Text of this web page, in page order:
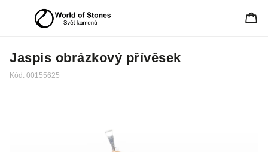
Jaspis obrázkový přívěsek
Kód: 00155625